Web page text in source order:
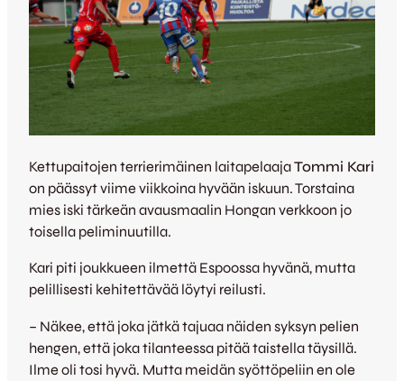
Kettupaitojen terrierimäinen laitapelaajaTommi Kari
on päässyt viime viikkoina hyvään iskuun. Torstaina
mies iski tärkeän avausmaalin Hongan verkkoon jo
toisella peliminuutilla.
Kari piti joukkueen ilmettä Espoossa hyvänä, mutta
pelillisesti kehitettävää löytyi reilusti.
– Näkee, että joka jätkä tajuaa näiden syksyn pelien
hengen, että joka tilanteessa pitää taistella täysillä.
Ilme oli tosi hyvä. Mutta meidän syöttöpeliin en ole